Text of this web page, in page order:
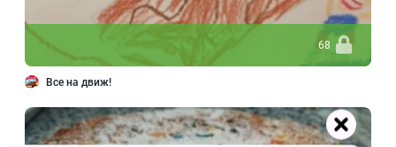
68
Все на движ!